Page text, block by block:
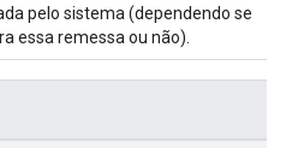
pelo sistema (dependendo se
essa remessa ou não).